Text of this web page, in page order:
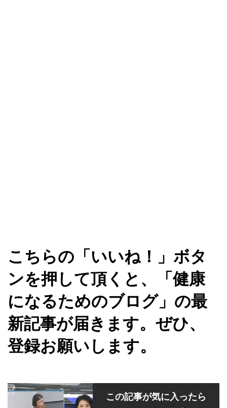
こちらの「いいね！」ボタ
ンを押して頂くと、「健康
になるためのブログ」の最
新記事が届きます。ぜひ、
登録お願いします。
この記事が気に入ったら